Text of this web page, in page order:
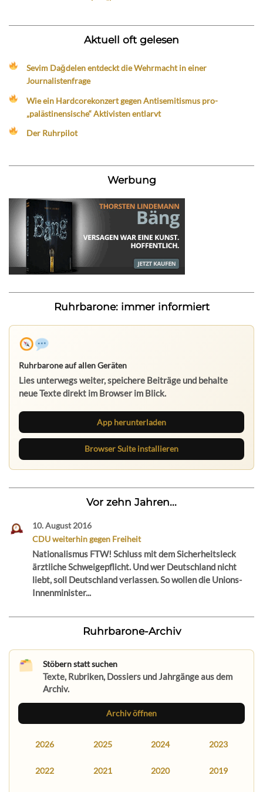
Aktuell oft gelesen
Sevim Dağdelen entdeckt die Wehrmacht in einer
Journalistenfrage
Wie ein Hardcorekonzert gegen Antisemitismus pro-
„palästinensische“ Aktivisten entlarvt
Der Ruhrpilot
Werbung
Ruhrbarone: immer informiert
Ruhrbarone auf allen Geräten
Lies unterwegs weiter, speichere Beiträge und behalte
neue Texte direkt im Browser im Blick.
App herunterladen
Browser Suite installieren
Vor zehn Jahren...
10. August 2016
CDU weiterhin gegen Freiheit
Nationalismus FTW! Schluss mit dem Sicherheitsleck
ärztliche Schweigepflicht. Und wer Deutschland nicht
liebt, soll Deutschland verlassen. So wollen die Unions-
Innenminister...
Ruhrbarone-Archiv
Stöbern statt suchen
Texte, Rubriken, Dossiers und Jahrgänge aus dem
Archiv.
Archiv öffnen
2026 2025 2024 2023
2022 2021 2020 2019